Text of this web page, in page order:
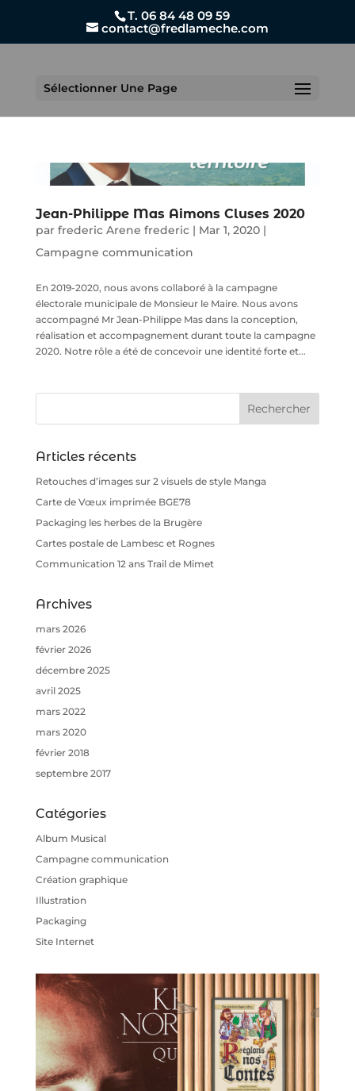
T. 06 84 48 09 59
contact@fredlameche.com
Sélectionner Une Page
Jean-Philippe Mas Aimons Cluses 2020
par frederic Arene frederic| Mar 1, 2020|
Campagne communication
En 2019-2020, nous avons collaboré à la campagne
électorale municipale de Monsieur le Maire. Nous avons
accompagné Mr Jean-Philippe Mas dans la conception,
réalisation et accompagnement durant toute la campagne
2020. Notre rôle a été de concevoir une identité forte et...
Articles récents
Retouches d’images sur 2 visuels de style Manga
Carte de Vœux imprimée BGE78
Packaging les herbes de la Brugère
Cartes postale de Lambesc et Rognes
Communication 12 ans Trail de Mimet
Archives
mars 2026
février 2026
décembre 2025
avril 2025
mars 2022
mars 2020
février 2018
septembre 2017
Catégories
Album Musical
Campagne communication
Création graphique
Illustration
Packaging
Site Internet